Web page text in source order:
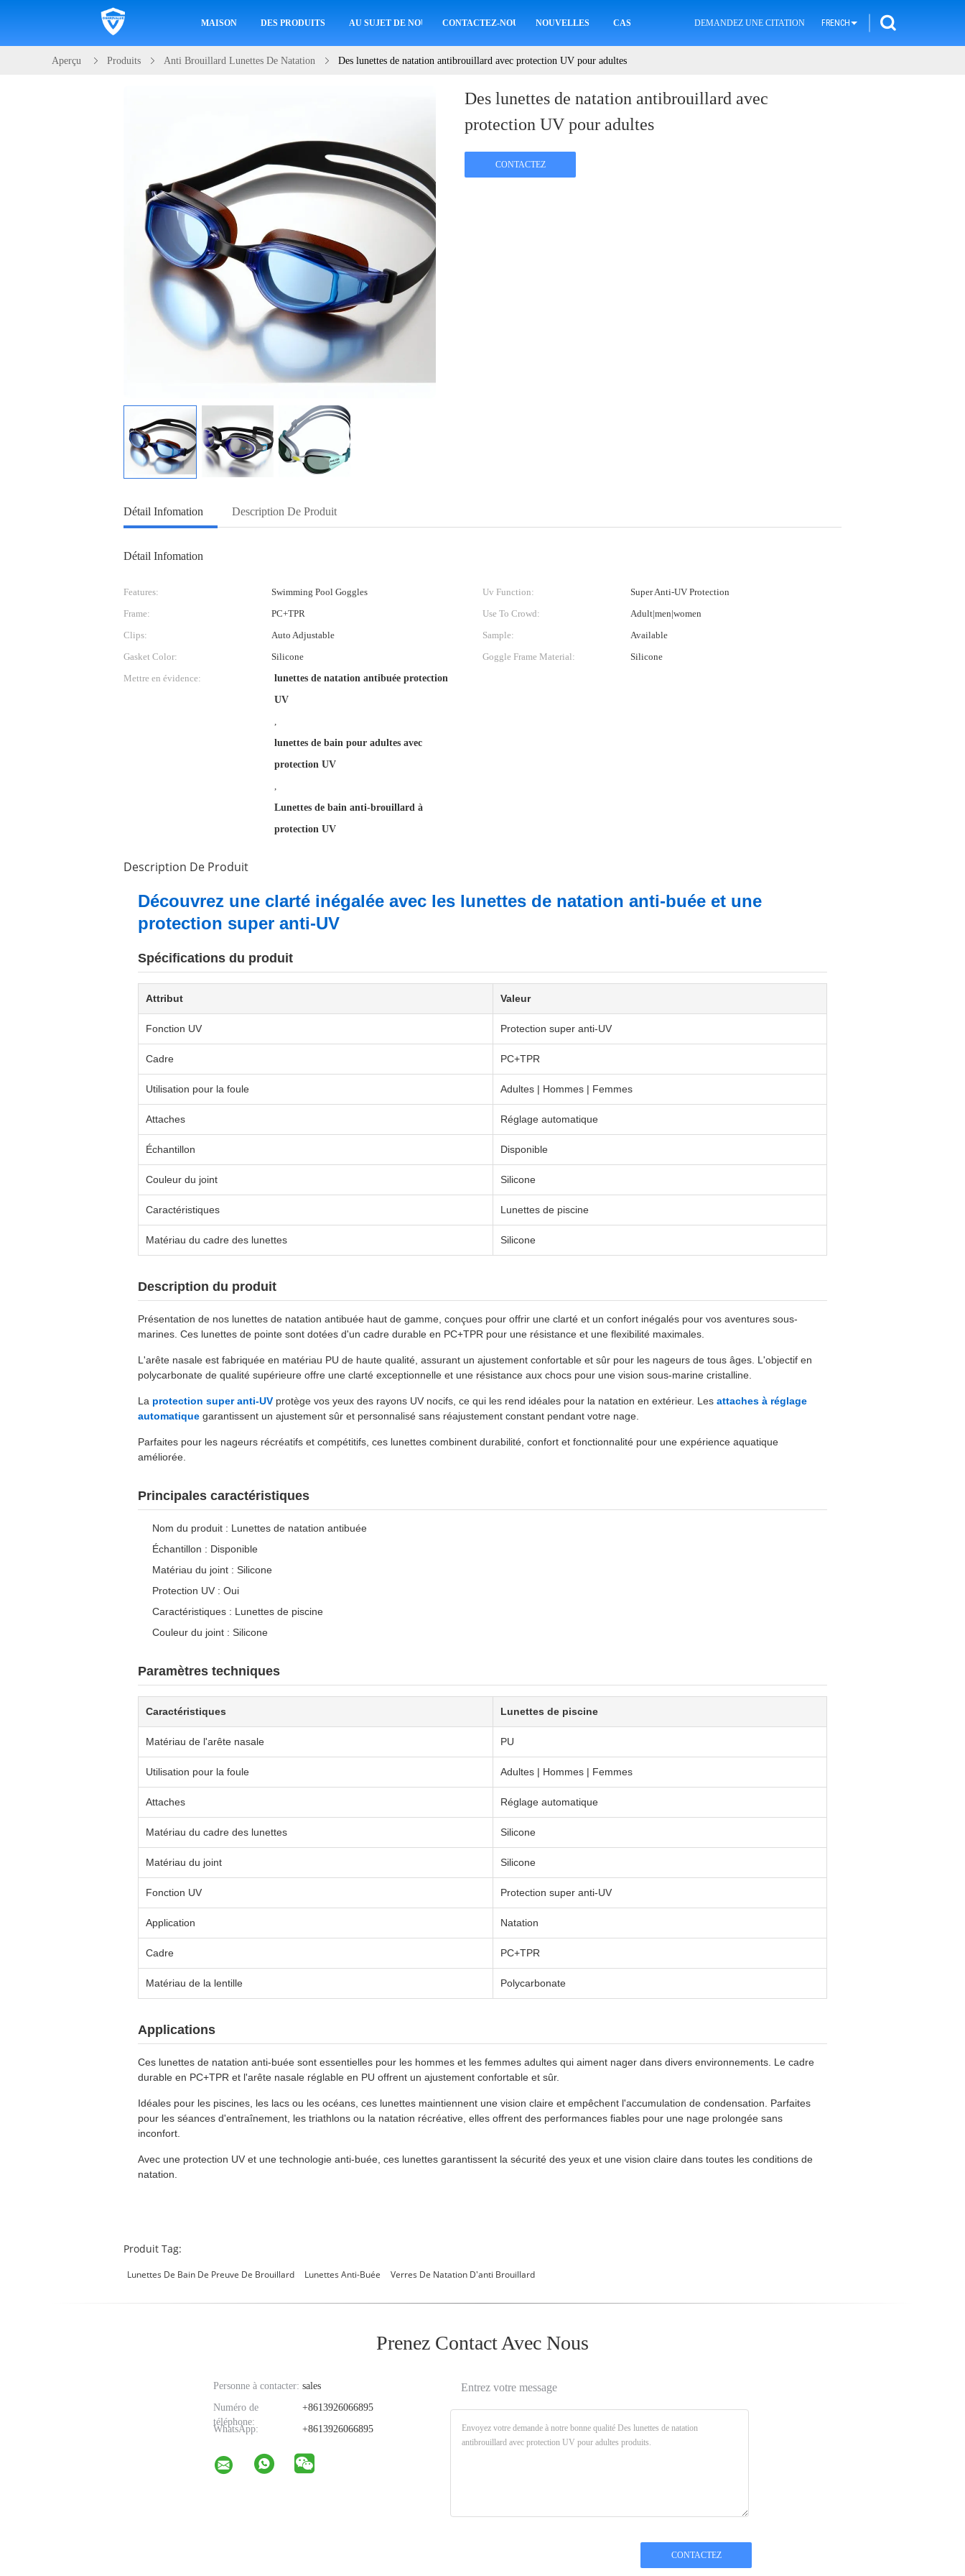
MAISON DES PRODUITS AU SUJET DE NOUS CONTACTEZ-NOUS NOUVELLES CAS DEMANDEZ UNE CITATION FRENCH
Aperçu Produits Anti Brouillard Lunettes De Natation Des lunettes de natation antibrouillard avec protection UV pour adultes
Des lunettes de natation antibrouillard avec
protection UV pour adultes
CONTACTEZ
Détail Infomation Description De Produit
Détail Infomation
Features: Swimming Pool Goggles Uv Function:
Super Anti-UV Protection
Frame:
PC+TPR Use To Crowd:
Adult|men|women
Clips:
Auto Adjustable Sample:
Available
Gasket Color:
Silicone Goggle Frame Material:
Silicone
Mettre en évidence:
lunettes de natation antibuée protection
UV
,
lunettes de bain pour adultes avec
protection UV
,
Lunettes de bain anti-brouillard à
protection UV
Description De Produit
Découvrez une clarté inégalée avec les lunettes de natation anti-buée et une
protection super anti-UV
Spécifications du produit
Attribut Valeur
Fonction UV Protection super anti-UV
Cadre PC+TPR
Utilisation pour la foule Adultes | Hommes | Femmes
Attaches Réglage automatique
Échantillon Disponible
Couleur du joint Silicone
Caractéristiques Lunettes de piscine
Matériau du cadre des lunettes Silicone
Description du produit
Présentation de nos lunettes de natation antibuée haut de gamme, conçues pour offrir une clarté et un confort inégalés pour vos aventures sous-
marines. Ces lunettes de pointe sont dotées d'un cadre durable en PC+TPR pour une résistance et une flexibilité maximales.
L'arête nasale est fabriquée en matériau PU de haute qualité, assurant un ajustement confortable et sûr pour les nageurs de tous âges. L'objectif en
polycarbonate de qualité supérieure offre une clarté exceptionnelle et une résistance aux chocs pour une vision sous-marine cristalline.
La protection super anti-UV protège vos yeux des rayons UV nocifs, ce qui les rend idéales pour la natation en extérieur. Les attaches à réglage
automatique garantissent un ajustement sûr et personnalisé sans réajustement constant pendant votre nage.
Parfaites pour les nageurs récréatifs et compétitifs, ces lunettes combinent durabilité, confort et fonctionnalité pour une expérience aquatique
améliorée.
Principales caractéristiques
Nom du produit : Lunettes de natation antibuée
Échantillon : Disponible
Matériau du joint : Silicone
Protection UV : Oui
Caractéristiques : Lunettes de piscine
Couleur du joint : Silicone
Paramètres techniques
Caractéristiques Lunettes de piscine
Matériau de l'arête nasale PU
Utilisation pour la foule Adultes | Hommes | Femmes
Attaches Réglage automatique
Matériau du cadre des lunettes Silicone
Matériau du joint Silicone
Fonction UV Protection super anti-UV
Application Natation
Cadre PC+TPR
Matériau de la lentille Polycarbonate
Applications
Ces lunettes de natation anti-buée sont essentielles pour les hommes et les femmes adultes qui aiment nager dans divers environnements. Le cadre
durable en PC+TPR et l'arête nasale réglable en PU offrent un ajustement confortable et sûr.
Idéales pour les piscines, les lacs ou les océans, ces lunettes maintiennent une vision claire et empêchent l'accumulation de condensation. Parfaites
pour les séances d'entraînement, les triathlons ou la natation récréative, elles offrent des performances fiables pour une nage prolongée sans
inconfort.
Avec une protection UV et une technologie anti-buée, ces lunettes garantissent la sécurité des yeux et une vision claire dans toutes les conditions de
natation.
Produit Tag:
Lunettes De Bain De Preuve De Brouillard Lunettes Anti-Buée Verres De Natation D'anti Brouillard
Prenez Contact Avec Nous
Personne à contacter: sales
Numéro de
téléphone:
+8613926066895
WhatsApp:
+8613926066895
Entrez votre message